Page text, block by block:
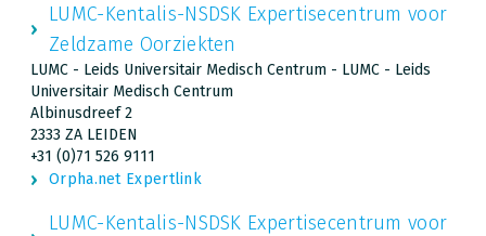
LUMC-Kentalis-NSDSK Expertisecentrum voor
Zeldzame Oorziekten
LUMC - Leids Universitair Medisch Centrum - LUMC - Leids
Universitair Medisch Centrum
Albinusdreef 2
2333 ZA LEIDEN
+31 (0)71 526 9111
Orpha.net Expertlink
LUMC-Kentalis-NSDSK Expertisecentrum voor